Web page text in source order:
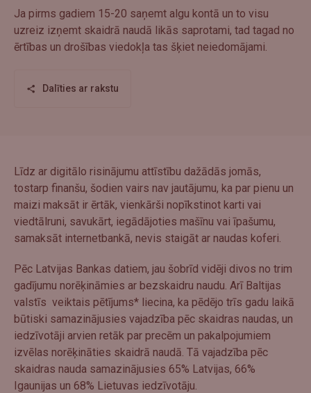
Ja pirms gadiem 15-20 saņemt algu kontā un to visu
uzreiz izņemt skaidrā naudā likās saprotami, tad tagad no
ērtības un drošības viedokļa tas šķiet neiedomājami.
Dalīties ar rakstu
Līdz ar digitālo risinājumu attīstību dažādās jomās,
tostarp finanšu, šodien vairs nav jautājumu, ka par pienu un
maizi maksāt ir ērtāk, vienkārši nopīkstinot karti vai
viedtālruni, savukārt, iegādājoties mašīnu vai īpašumu,
samaksāt internetbankā, nevis staigāt ar naudas koferi.
Pēc Latvijas Bankas datiem, jau šobrīd vidēji divos no trim
gadījumu norēķināmies ar bezskaidru naudu. Arī Baltijas
valstīs veiktais pētījums* liecina, ka pēdējo trīs gadu laikā
būtiski samazinājusies vajadzība pēc skaidras naudas, un
iedzīvotāji arvien retāk par precēm un pakalpojumiem
izvēlas norēķināties skaidrā naudā. Tā vajadzība pēc
skaidras nauda samazinājusies 65% Latvijas, 66%
Igaunijas un 68% Lietuvas iedzīvotāju.